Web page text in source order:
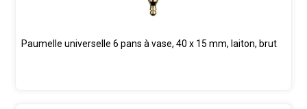
Paumelle universelle 6 pans à vase, 40 x 15 mm, laiton, brut